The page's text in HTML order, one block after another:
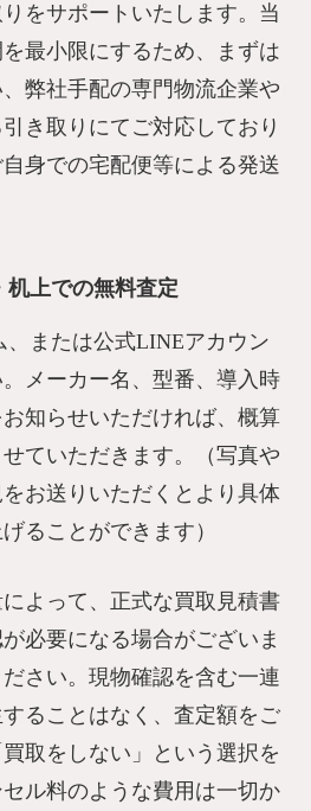
をサポートいたします。当
最小限にするため、まずは
弊社手配の専門物流企業や
き取りにてご対応しており
身での宅配便等による発送
机上での無料査定
、または公式LINEアカウン
。メーカー名、型番、導入時
知らせいただければ、概算
ていただきます。（写真や
お送りいただくとより具体
ることができます）
よって、正式な買取見積書
必要になる場合がございま
さい。現物確認を含む一連
ることはなく、査定額をご
取をしない」という選択を
ル料のような費用は一切か